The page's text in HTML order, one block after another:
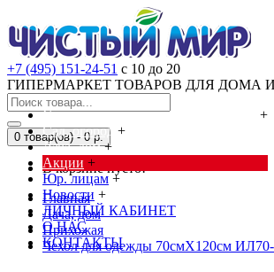
+7 (495) 151-24-51 с 10 до 20
ГИПЕРМАРКЕТ ТОВАРОВ ДЛЯ ДОМА
Cредства от насекомых и грызунов
+
Сад, огород +
Дача, дом +
Акции +
Юр. лицам +
Новости +
ЛИЧНЫЙ КАБИНЕТ
О НАС
КОНТАКТЫ
0 товар(ов) - 0 р.
В корзине пусто!
Главная
Дача, дом
Прихожая
Чехол для одежды 70смХ120см